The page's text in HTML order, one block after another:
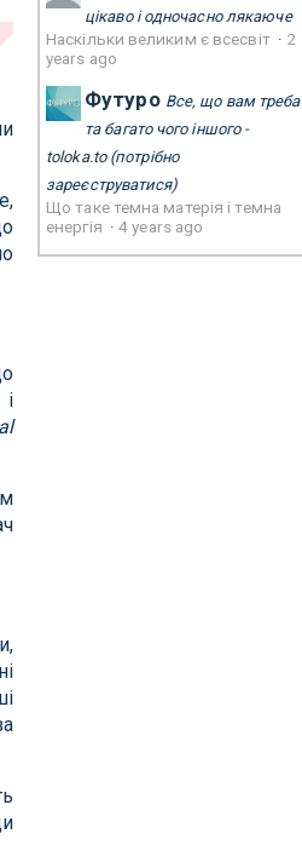
цікаво і одночасно лякаюче
Наскільки великим є всесвіт · 2
years ago
Футуро Все, що вам треба
та багато чого іншого -
toloka.to(потрібно
зареєструватися)
Що таке темна матерія і темна
енергія ·4 years ago